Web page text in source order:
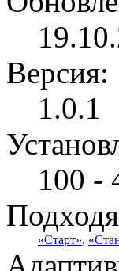
Версия:
1.0.1
100 -
«Старт»,